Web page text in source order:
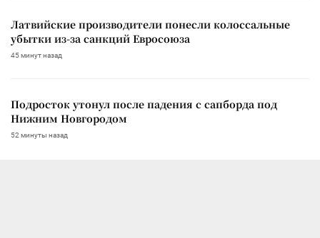
Латвийские производители понесли колоссальные
убытки из-за санкций Евросоюза
45 минут назад
Подросток утонул после падения с сапборда под
Нижним Новгородом
52 минуты назад